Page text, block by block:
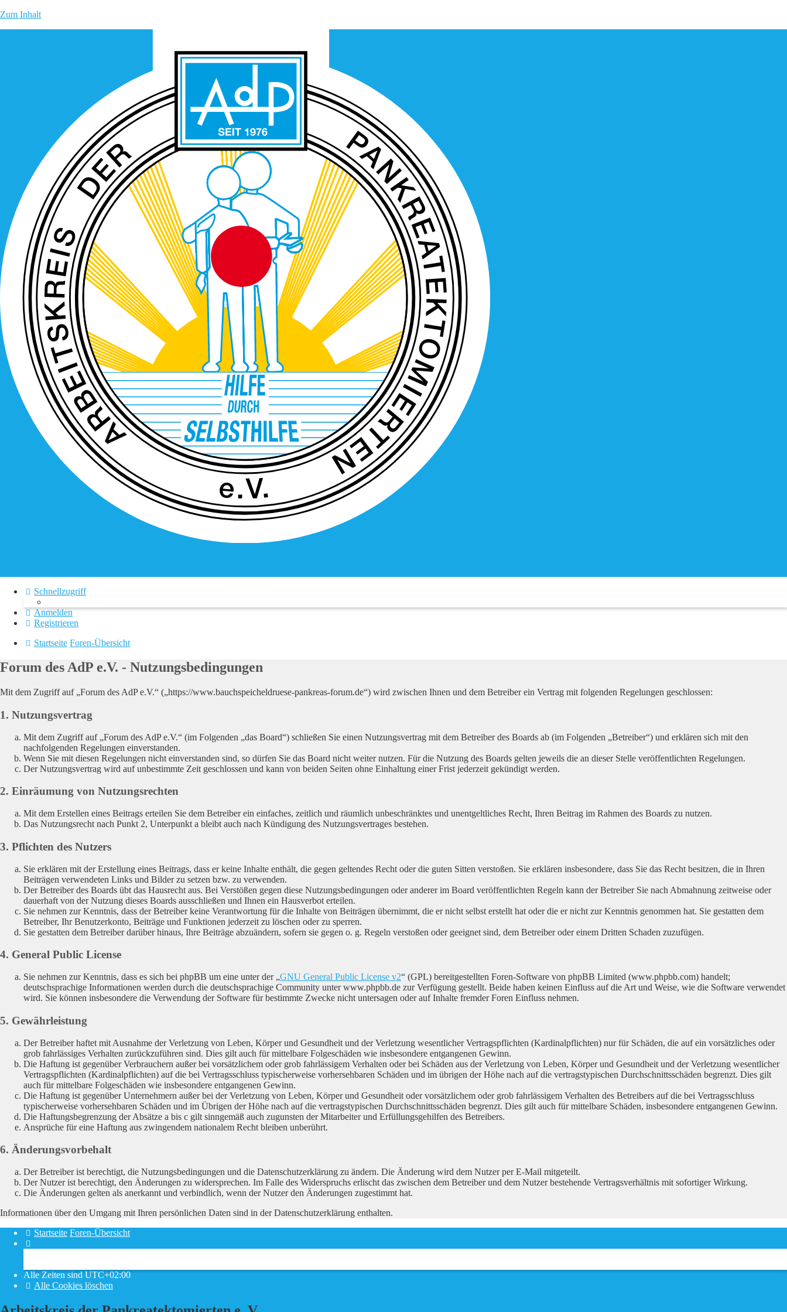
Zum Inhalt
Schnellzugriff
Anmelden
Registrieren
Startseite Foren-Übersicht
Forum des AdP e.V. - Nutzungsbedingungen
Mit dem Zugriff auf „Forum des AdP e.V.“ („https://www.bauchspeicheldruese-pankreas-forum.de“) wird zwischen Ihnen und dem Betreiber ein Vertrag mit folgenden Regelungen geschlossen:
1. Nutzungsvertrag
Mit dem Zugriff auf „Forum des AdP e.V.“ (im Folgenden „das Board“) schließen Sie einen Nutzungsvertrag mit dem Betreiber des Boards ab (im Folgenden „Betreiber“) und erklären sich mit den
nachfolgenden Regelungen einverstanden.
Wenn Sie mit diesen Regelungen nicht einverstanden sind, so dürfen Sie das Board nicht weiter nutzen. Für die Nutzung des Boards gelten jeweils die an dieser Stelle veröffentlichten Regelungen.
Der Nutzungsvertrag wird auf unbestimmte Zeit geschlossen und kann von beiden Seiten ohne Einhaltung einer Frist jederzeit gekündigt werden.
2. Einräumung von Nutzungsrechten
Mit dem Erstellen eines Beitrags erteilen Sie dem Betreiber ein einfaches, zeitlich und räumlich unbeschränktes und unentgeltliches Recht, Ihren Beitrag im Rahmen des Boards zu nutzen.
Das Nutzungsrecht nach Punkt 2, Unterpunkt a bleibt auch nach Kündigung des Nutzungsvertrages bestehen.
3. Pflichten des Nutzers
Sie erklären mit der Erstellung eines Beitrags, dass er keine Inhalte enthält, die gegen geltendes Recht oder die guten Sitten verstoßen. Sie erklären insbesondere, dass Sie das Recht besitzen, die in Ihren
Beiträgen verwendeten Links und Bilder zu setzen bzw. zu verwenden.
Der Betreiber des Boards übt das Hausrecht aus. Bei Verstößen gegen diese Nutzungsbedingungen oder anderer im Board veröffentlichten Regeln kann der Betreiber Sie nach Abmahnung zeitweise oder
dauerhaft von der Nutzung dieses Boards ausschließen und Ihnen ein Hausverbot erteilen.
Sie nehmen zur Kenntnis, dass der Betreiber keine Verantwortung für die Inhalte von Beiträgen übernimmt, die er nicht selbst erstellt hat oder die er nicht zur Kenntnis genommen hat. Sie gestatten dem
Betreiber, Ihr Benutzerkonto, Beiträge und Funktionen jederzeit zu löschen oder zu sperren.
Sie gestatten dem Betreiber darüber hinaus, Ihre Beiträge abzuändern, sofern sie gegen o. g. Regeln verstoßen oder geeignet sind, dem Betreiber oder einem Dritten Schaden zuzufügen.
4. General Public License
Sie nehmen zur Kenntnis, dass es sich bei phpBB um eine unter der „GNU General Public License v2“ (GPL) bereitgestellten Foren-Software von phpBB Limited (www.phpbb.com) handelt;
deutschsprachige Informationen werden durch die deutschsprachige Community unter www.phpbb.de zur Verfügung gestellt. Beide haben keinen Einfluss auf die Art und Weise, wie die Software verwendet
wird. Sie können insbesondere die Verwendung der Software für bestimmte Zwecke nicht untersagen oder auf Inhalte fremder Foren Einfluss nehmen.
5. Gewährleistung
Der Betreiber haftet mit Ausnahme der Verletzung von Leben, Körper und Gesundheit und der Verletzung wesentlicher Vertragspflichten (Kardinalpflichten) nur für Schäden, die auf ein vorsätzliches oder
grob fahrlässiges Verhalten zurückzuführen sind. Dies gilt auch für mittelbare Folgeschäden wie insbesondere entgangenen Gewinn.
Die Haftung ist gegenüber Verbrauchern außer bei vorsätzlichem oder grob fahrlässigem Verhalten oder bei Schäden aus der Verletzung von Leben, Körper und Gesundheit und der Verletzung wesentlicher
Vertragspflichten (Kardinalpflichten) auf die bei Vertragsschluss typischerweise vorhersehbaren Schäden und im übrigen der Höhe nach auf die vertragstypischen Durchschnittsschäden begrenzt. Dies gilt
auch für mittelbare Folgeschäden wie insbesondere entgangenen Gewinn.
Die Haftung ist gegenüber Unternehmern außer bei der Verletzung von Leben, Körper und Gesundheit oder vorsätzlichem oder grob fahrlässigem Verhalten des Betreibers auf die bei Vertragsschluss
typischerweise vorhersehbaren Schäden und im Übrigen der Höhe nach auf die vertragstypischen Durchschnittsschäden begrenzt. Dies gilt auch für mittelbare Schäden, insbesondere entgangenen Gewinn.
Die Haftungsbegrenzung der Absätze a bis c gilt sinngemäß auch zugunsten der Mitarbeiter und Erfüllungsgehilfen des Betreibers.
Ansprüche für eine Haftung aus zwingendem nationalem Recht bleiben unberührt.
6. Änderungsvorbehalt
Der Betreiber ist berechtigt, die Nutzungsbedingungen und die Datenschutzerklärung zu ändern. Die Änderung wird dem Nutzer per E-Mail mitgeteilt.
Der Nutzer ist berechtigt, den Änderungen zu widersprechen. Im Falle des Widerspruchs erlischt das zwischen dem Betreiber und dem Nutzer bestehende Vertragsverhältnis mit sofortiger Wirkung.
Die Änderungen gelten als anerkannt und verbindlich, wenn der Nutzer den Änderungen zugestimmt hat.
Informationen über den Umgang mit Ihren persönlichen Daten sind in der Datenschutzerklärung enthalten.
Startseite Foren-Übersicht
Alle Zeiten sindUTC+02:00
Alle Cookies löschen